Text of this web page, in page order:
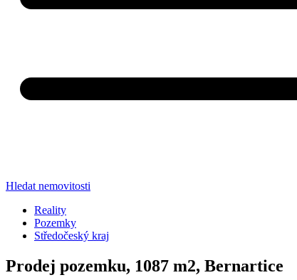
Hledat nemovitosti
Reality
Pozemky
Středočeský kraj
Prodej pozemku, 1087 m2, Bernartice